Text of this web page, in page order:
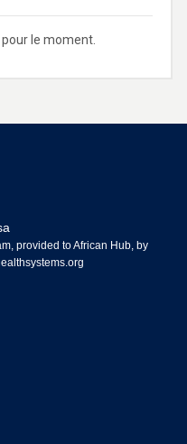
pour le moment.
provided to African Hub, by